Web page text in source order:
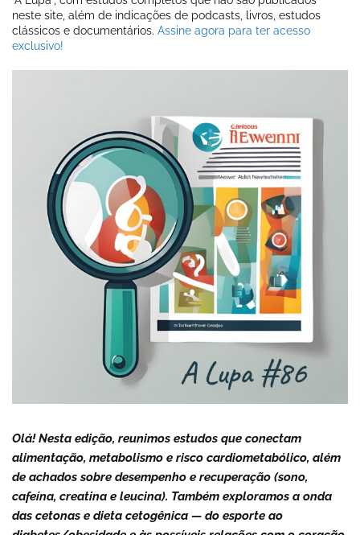
neste site, além de indicações de podcasts, livros, estudos
clássicos e documentários. Assine agora para ter acesso
exclusivo!
Olá! Nesta edição, reunimos estudos que conectam
alimentação, metabolismo e risco cardiometabólico, além
de achados sobre desempenho e recuperação (sono,
cafeína, creatina e leucina). Também exploramos a onda
das cetonas e dieta cetogênica — do esporte ao